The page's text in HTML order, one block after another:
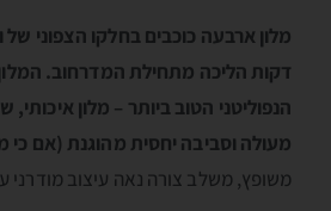
מלון ארבעה כוכבים בחלקו הצפוני של
דקות הליכה מתחילת המדרחוב.
הנפוליטני הטוב ביותר – מלון איכותי,
מעולה וסביבה יחסית מהוגנת (אם
משופץ, משלב צורה נאה עיצוב מודרני